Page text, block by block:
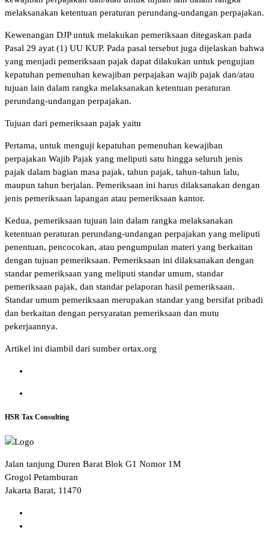
melaksanakan ketentuan peraturan perundang-undangan perpajakan.
Kewenangan DJP untuk melakukan pemeriksaan ditegaskan pada
Pasal 29 ayat (1) UU KUP. Pada pasal tersebut juga dijelaskan bahwa
yang menjadi pemeriksaan pajak dapat dilakukan untuk pengujian
kepatuhan pemenuhan kewajiban perpajakan wajib pajak dan/atau
tujuan lain dalam rangka melaksanakan ketentuan peraturan
perundang-undangan perpajakan.
Tujuan dari pemeriksaan pajak yaitu
Pertama, untuk menguji kepatuhan pemenuhan kewajiban
perpajakan Wajib Pajak yang meliputi satu hingga seluruh jenis
pajak dalam bagian masa pajak, tahun pajak, tahun-tahun lalu,
maupun tahun berjalan. Pemeriksaan ini harus dilaksanakan dengan
jenis pemeriksaan lapangan atau pemeriksaan kantor.
Kedua, pemeriksaan tujuan lain dalam rangka melaksanakan
ketentuan peraturan perundang-undangan perpajakan yang meliputi
penentuan, pencocokan, atau pengumpulan materi yang berkaitan
dengan tujuan pemeriksaan. Pemeriksaan ini dilaksanakan dengan
standar pemeriksaan yang meliputi standar umum, standar
pemeriksaan pajak, dan standar pelaporan hasil pemeriksaan.
Standar umum pemeriksaan merupakan standar yang bersifat pribadi
dan berkaitan dengan persyaratan pemeriksaan dan mutu
pekerjaannya.
Artikel ini diambil dari sumber ortax.org
HSR Tax Consulting
Jalan tanjung Duren Barat Blok G1 Nomor 1M
Grogol Petamburan
Jakarta Barat, 11470